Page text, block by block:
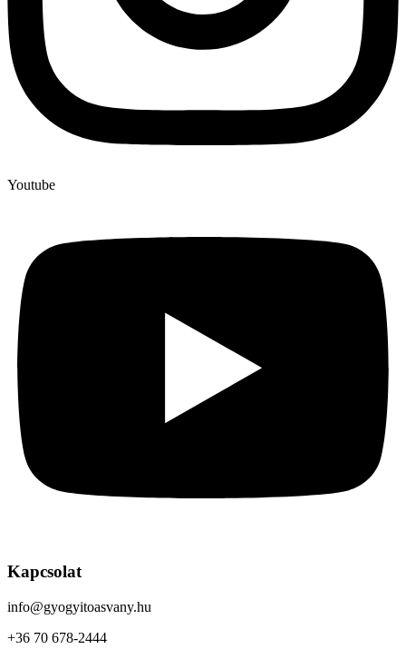
Youtube
Kapcsolat
info@gyogyitoasvany.hu
+36 70 678-2444